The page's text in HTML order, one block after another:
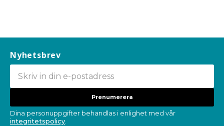
Nyhetsbrev
Prenumerera
Dina personuppgifter behandlas i enlighet med vår
integritetspolicy.